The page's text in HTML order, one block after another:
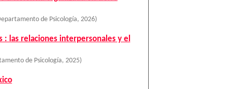
de Psicología, 2026)
: las relaciones interpersonales y el
de Psicología, 2025)